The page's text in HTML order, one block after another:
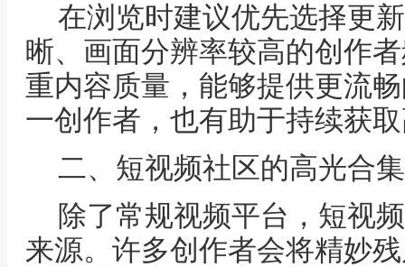
在浏览时建议优先选择更
晰、画面分辨率较高的创作
重内容质量，能够提供更流
一创作者，也有助于持续获
二、短视频社区的高光合集
除了常规视频平台，短视
来源。许多创作者会将精妙